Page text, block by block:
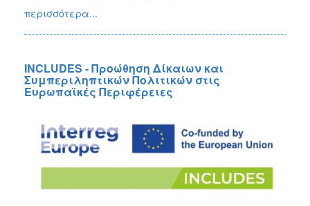
περισσότερα...
INCLUDES - Προώθηση Δίκαιων και
Συμπεριληπτικών Πολιτικών στις
Ευρωπαϊκές Περιφέρειες